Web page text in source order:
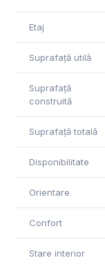
situat într-o zonă
afaceri și de
Pentru mai multe
Etaj
Suprafață utilă
Suprafață
construită
Suprafață totală
Disponibilitate
Orientare
Confort
Stare interior